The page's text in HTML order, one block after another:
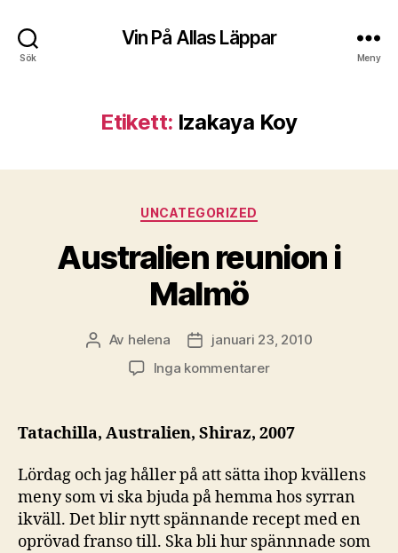
Sök
Vin På Allas Läppar
Meny
Etikett: Izakaya Koy
Kategorier
UNCATEGORIZED
Australien reunion i
Malmö
Inläggsförfattare
Av helena Inläggsdatum
januari 23, 2010
Inga kommentarertill
i
Tatachilla, Australien, Shiraz, 2007
Lördag och jag håller på att sätta ihop kvällens
meny som vi ska bjuda på hemma hos syrran
ikväll. Det blir nytt spännande recept med en
oprövad franso till. Ska bli hur spännnade som